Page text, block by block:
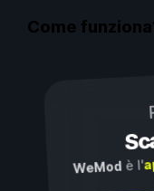
Come
WeMod è l'